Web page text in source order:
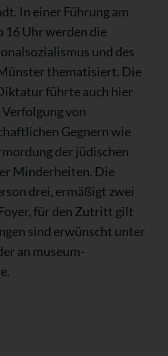
In einer Führung am
16 Uhr werden die
und des
thematisiert. Die
führte auch hier
von
Gegnern wie
der jüdischen
Minderheiten. Die
drei, ermäßigt zwei
für den Zutritt gilt
sind erwünscht unter
an museum-